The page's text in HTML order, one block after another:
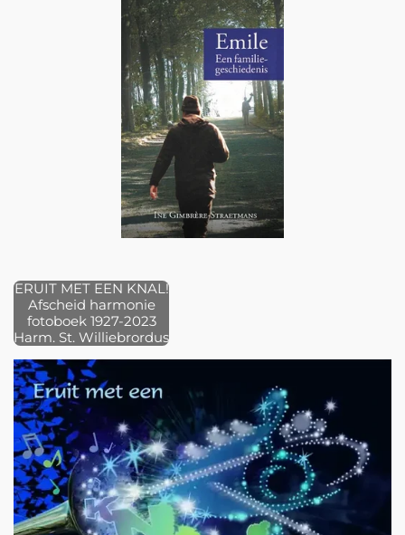
ERUIT MET EEN KNAL!
Afscheid harmonie
fotoboek 1927-2023
Harm. St. Williebrordus